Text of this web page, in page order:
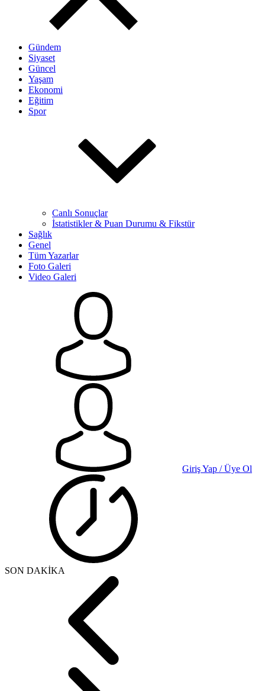
Gündem
Siyaset
Güncel
Yaşam
Ekonomi
Eğitim
Spor
Canlı Sonuçlar
İstatistikler & Puan Durumu & Fikstür
Sağlık
Genel
Tüm Yazarlar
Foto Galeri
Video Galeri
Giriş Yap / Üye Ol
SON DAKİKA